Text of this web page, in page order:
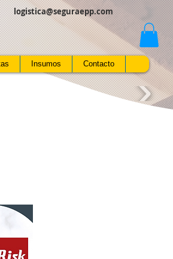
logistica@seguraepp.com
Insumos Contacto